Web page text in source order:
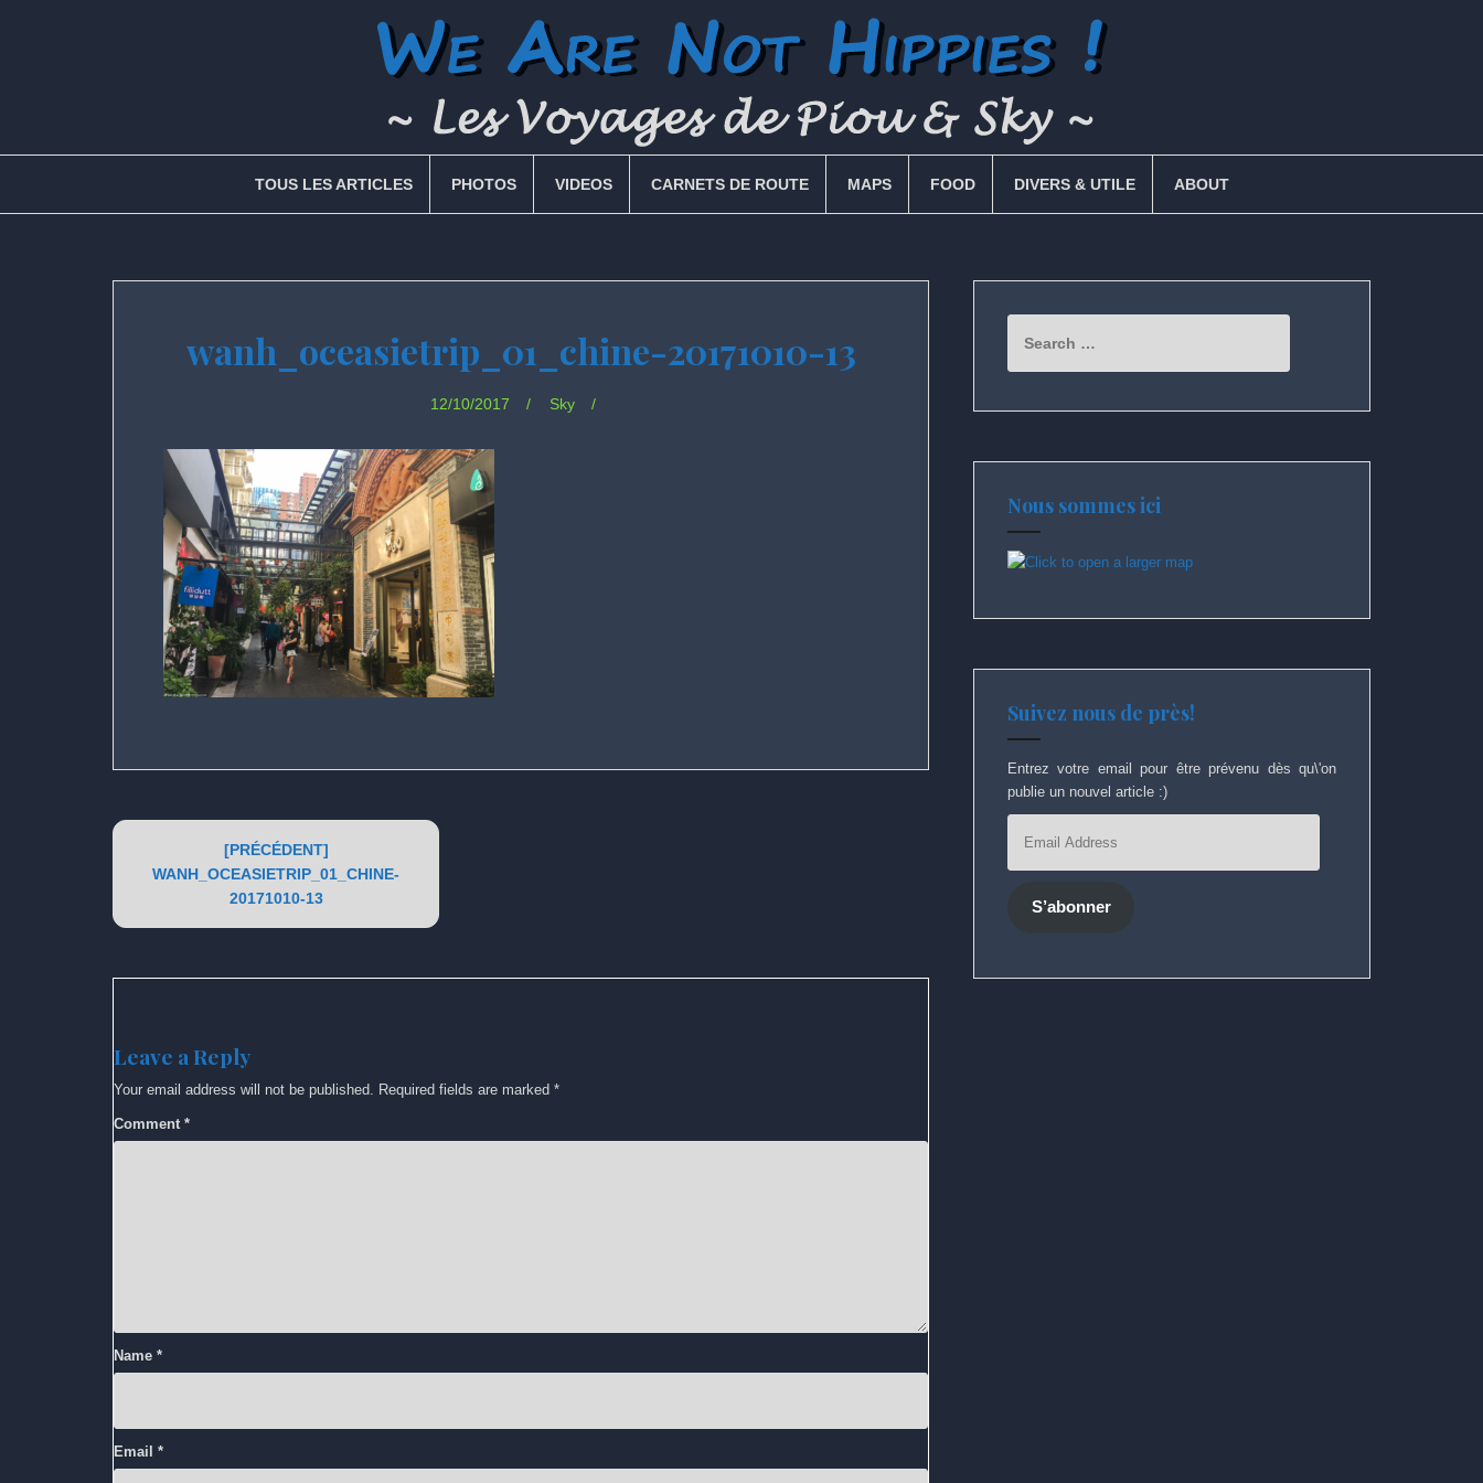
TOUS LES ARTICLES PHOTOS VIDEOS CARNETS DE ROUTE MAPS FOOD DIVERS & UTILE ABOUT
wanh_oceasietrip_01_chine-20171010-13
12/10/2017 Sky
Post
navigation[PRÉCÉDENT]
WANH_OCEASIETRIP_01_CHINE-
20171010-13
Leave a Reply
Your email address will not be published. Required fields are marked *
Comment *
Name *
Email *
for:
Nous sommes ici
Suivez nous de près!
Entrez votre email pour être prévenu dès qu\'on
publie un nouvel article :)
Address
S’abonner